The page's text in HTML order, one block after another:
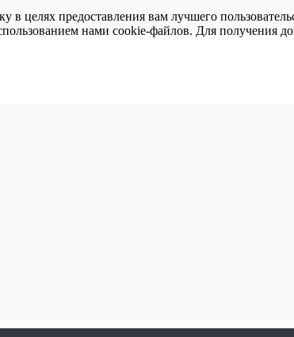
целях предоставления вам лучшего
нами cookie-файлов. Для получения